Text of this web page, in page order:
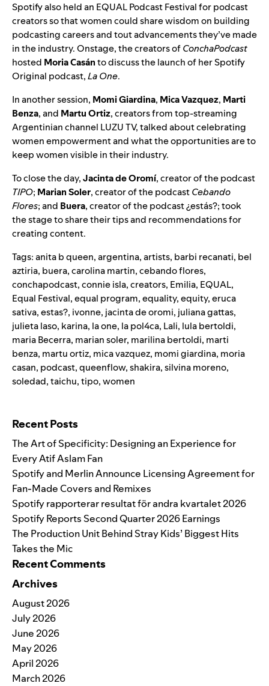
Spotify also held an EQUAL Podcast Festival for podcast
creators so that women could share wisdom on building
podcasting careers and tout advancements they’ve made
in the industry. Onstage, the creators ofConchaPodcast
hosted Moria Casánto discuss the launch of her Spotify
Original podcast,La One.
In another session, Momi Giardina, Mica Vazquez, Marti
Benza, and Martu Ortiz, creators from top-streaming
Argentinian channel LUZU TV, talked about celebrating
women empowerment and what the opportunities are to
keep women visible in their industry.
To close the day,Jacinta de Oromí, creator of the podcast
TIPO; Marian Soler, creator of the podcastCebando
Flores; and Buera, creator of the podcast¿estás?; took
the stage to share their tips and recommendations for
creating content.
Tags:anita b queen,argentina,artists, barbi recanati, bel
aztiria, buera,carolina martin,cebando flores,
conchapodcast,connie isla,creators, Emilia, EQUAL,
Equal Festival,equal program,equality,equity,eruca
sativa,estas?, ivonne, jacinta de oromi, juliana gattas,
julieta laso, karina, la one, la pol4ca, Lali, lula bertoldi,
maria Becerra, marian soler, marilina bertoldi, marti
benza, martu ortiz, mica vazquez, momi giardina, moria
casan, podcast,queenflow,shakira,silvina moreno,
soledad,taichu,tipo,women
Recent Posts
The Art of Specificity: Designing an Experience for
Every Atif Aslam Fan
Spotify and Merlin Announce Licensing Agreement for
Fan-Made Covers and Remixes
Spotify rapporterar resultat för andra kvartalet 2026
Spotify Reports Second Quarter 2026 Earnings
The Production Unit Behind Stray Kids’ Biggest Hits
Takes the Mic
Recent Comments
Archives
August 2026
July 2026
June 2026
May 2026
April 2026
March 2026